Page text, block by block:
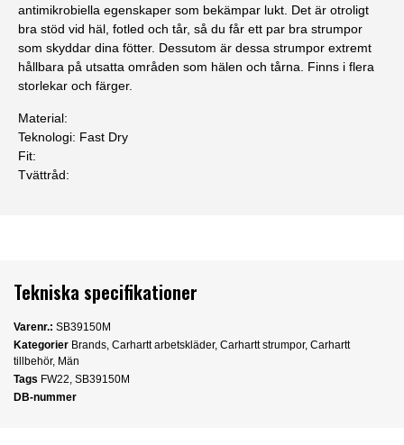
antimikrobiella egenskaper som bekämpar lukt. Det är otroligt
bra stöd vid häl, fotled och tår, så du får ett par bra strumpor
som skyddar dina fötter. Dessutom är dessa strumpor extremt
hållbara på utsatta områden som hälen och tårna. Finns i flera
storlekar och färger.
Material:
Teknologi: Fast Dry
Fit:
Tvättråd:
Tekniska specifikationer
Varenr.: SB39150M
Kategorier Brands, Carhartt arbetskläder, Carhartt strumpor, Carhartt
tillbehör, Män
Tags FW22, SB39150M
DB-nummer